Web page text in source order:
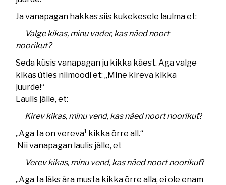
Ja vanapagan hakkas siis kukekesele laulma et:
Valge kikas, minu vader, kas näed noort
noorikut?
Seda küsis vanapagan ju kikka käest. Aga valge
kikas ütles niimoodi et: „Mine kireva kikka
juurde!“
Laulis jälle, et:
Kirev kikas, minu vend, kas näed noort noorikut?
„Aga ta on vereva1 kikka õrre all.“
Nii vanapagan laulis jälle, et
Verev kikas, minu vend, kas näed noort noorikut?
„Aga ta läks ära musta kikka õrre alla, ei ole enam